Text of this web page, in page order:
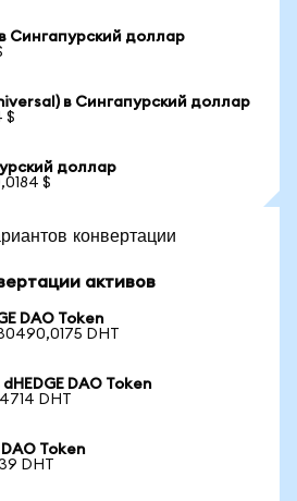
Сингапурский доллар
в Сингапурский доллар
$
доллар
$
конвертации
активов
DAO Token
DHT
DAO Token
DHT
DAO Token
DHT